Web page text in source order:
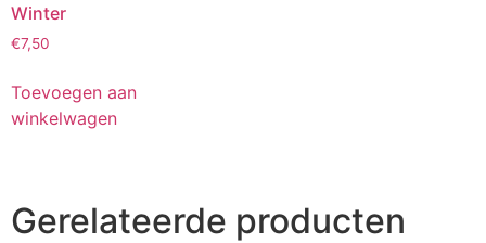
Winter
€7,50
Toevoegen aan
winkelwagen
Gerelateerde producten